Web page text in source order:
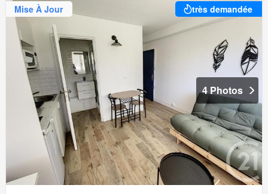
Mise À Jour très demandée
4 Photos